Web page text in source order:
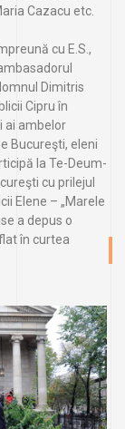
Cazacu etc.
cu E.S.,
Dimitris
Cipru în
ai ambelor
Bucureşti, eleni
la Te-Deum-
cu prilejul
Elene – „Marele
a depus o
în curtea